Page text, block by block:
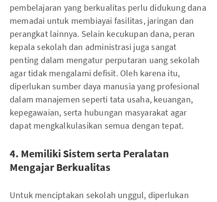
pembelajaran yang berkualitas perlu didukung dana
memadai untuk membiayai fasilitas, jaringan dan
perangkat lainnya. Selain kecukupan dana, peran
kepala sekolah dan administrasi juga sangat
penting dalam mengatur perputaran uang sekolah
agar tidak mengalami defisit. Oleh karena itu,
diperlukan sumber daya manusia yang profesional
dalam manajemen seperti tata usaha, keuangan,
kepegawaian, serta hubungan masyarakat agar
dapat mengkalkulasikan semua dengan tepat.
4. Memiliki Sistem serta Peralatan
Mengajar Berkualitas
Untuk menciptakan sekolah unggul, diperlukan